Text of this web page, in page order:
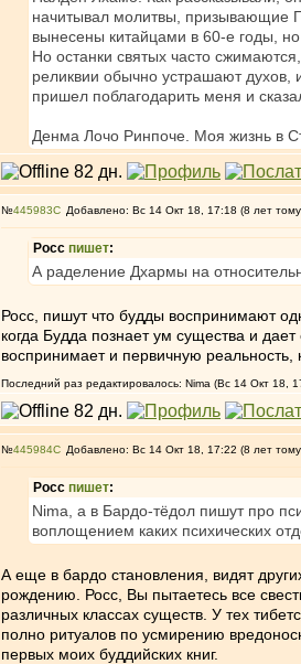
начитывал молитвы, призывающие
вынесены китайцами в 60-е годы,
Но останки святых часто
реликвии обычно устрашают
пришел поблагодарить меня и
Денма Лочо Ринпоче. Моя жизнь в
№445983 Добавлено: Вс 14 Окт 18, 17:18 (8 лет
Росс пишет:
А раделение Дхармы на
Росс, пишут что будды воспринимают
когда Будда познает ум существа и
воспринимает и первичную реальность,
Последний раз редактировалось: Nima (Вс 14 Окт 18,
№445984 Добавлено: Вс 14 Окт 18, 17:22 (8 лет
Росс пишет:
Nima, а в Бардо-тёдол пишут про
воплощением каких психических
А еще в бардо становления, видят
рождению. Росс, Вы пытаетесь все
различных классах существ. У тех
полно ритуалов по усмирению
первых моих буддийских книг.